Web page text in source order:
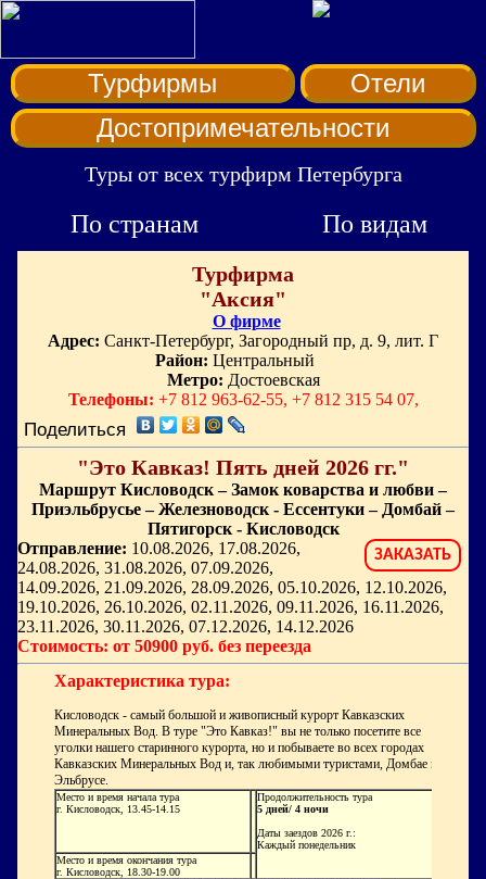
Турфирмы
Отели
Достопримечательности
Туры от всех турфирм Петербурга
По странам По видам
Турфирма
"Аксия"
О фирме
Адрес: Санкт-Петербург, Загородный пр, д. 9, лит. Г
Район: Центральный
Метро: Достоевская
Телефоны: +7 812 963-62-55, +7 812 315 54 07,
Поделиться
"Это Кавказ! Пять дней 2026 гг."
Маршрут Кисловодск – Замок коварства и любви –
Приэльбрусье – Железноводск - Ессентуки – Домбай –
Пятигорск - Кисловодск
ЗАКАЗАТЬ
Отправление: 10.08.2026, 17.08.2026,
24.08.2026, 31.08.2026, 07.09.2026,
14.09.2026, 21.09.2026, 28.09.2026, 05.10.2026, 12.10.2026,
19.10.2026, 26.10.2026, 02.11.2026, 09.11.2026, 16.11.2026,
23.11.2026, 30.11.2026, 07.12.2026, 14.12.2026
Стоимость: от 50900 руб. без переезда
Характеристика тура:
Кисловодск - самый большой и живописный курорт Кавказских
Минеральных Вод. В туре "Это Кавказ!" вы не только посетите все
уголки нашего старинного курорта, но и побываете во всех городах
Кавказских Минеральных Вод и, так любимыми туристами, Домбае и
Эльбрусе.
Место и время начала тура
г. Кисловодск, 13.45-14.15
Продолжительность тура
5 дней/ 4 ночи
Даты заездов 2026 г.:
Каждый понедельник
Место и время окончания тура
г. Кисловодск, 18.30-19.00